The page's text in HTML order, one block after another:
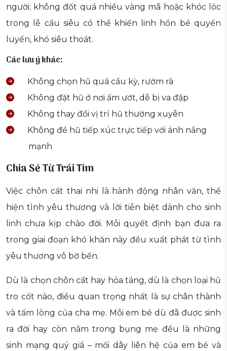
người; không đốt quá nhiều vàng mã hoặc khóc lóc
trong lễ cầu siêu có thể khiến linh hồn bé quyến
luyến, khó siêu thoát.
Các lưu ý khác:
Không chọn hũ quá cầu kỳ, rườm rà
Không đặt hũ ở nơi ẩm ướt, dễ bị va đập
Không thay đổi vị trí hũ thường xuyên
Không để hũ tiếp xúc trực tiếp với ánh nắng
mạnh
Chia Sẻ Từ Trái Tim
Việc chôn cất thai nhi là hành động nhân văn, thể
hiện tình yêu thương và lời tiễn biệt dành cho sinh
linh chưa kịp chào đời. Mỗi quyết định bạn đưa ra
trong giai đoạn khó khăn này đều xuất phát từ tình
yêu thương vô bờ bến.
Dù là chọn chôn cất hay hỏa táng, dù là chọn loại hũ
tro cốt nào, điều quan trọng nhất là sự chân thành
và tấm lòng của cha mẹ. Mỗi em bé dù đã được sinh
ra đời hay còn nằm trong bụng mẹ đều là những
sinh mạng quý giá – mối dây liên hệ của em bé và